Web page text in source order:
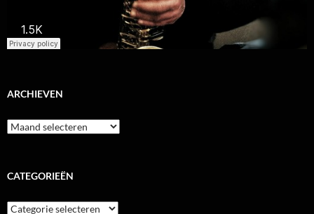
ARCHIEVEN
Archieven
CATEGORIEËN
Categorieën